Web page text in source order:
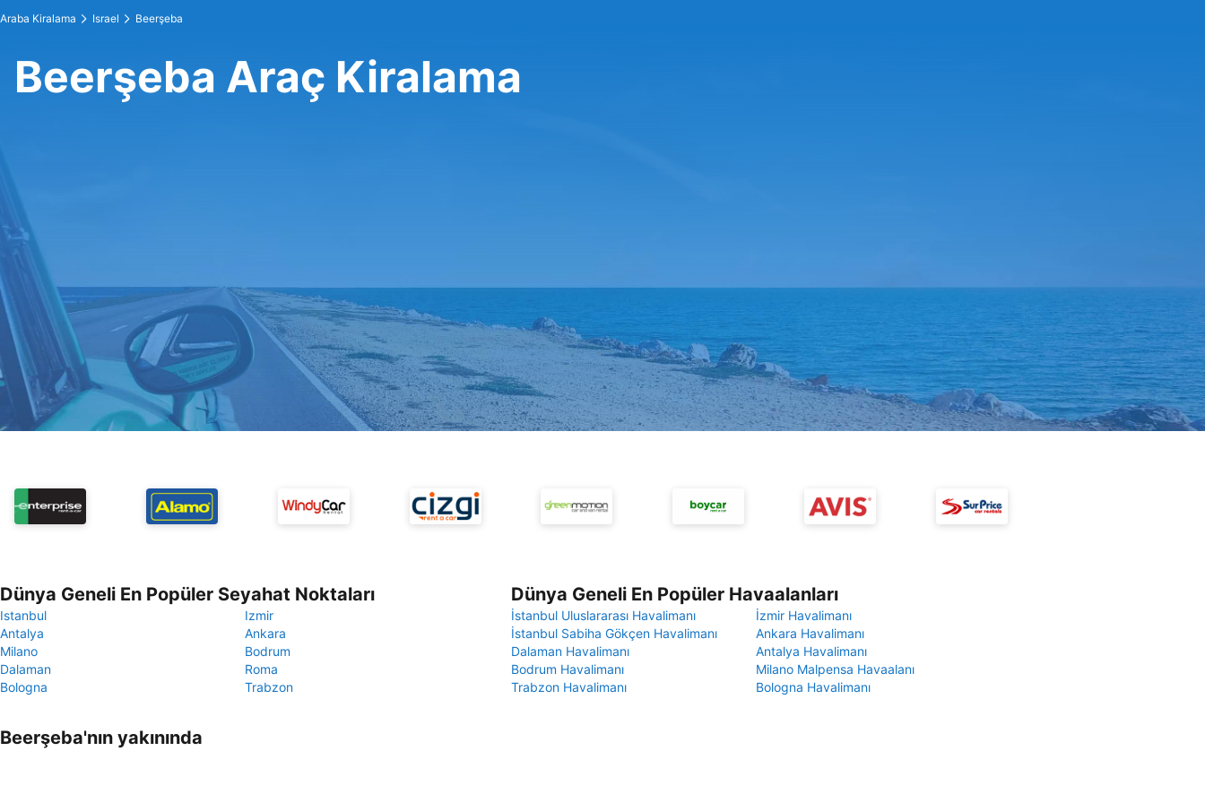
Araba Kiralama Israel Beerşeba
Beerşeba Araç Kiralama
Dünya Geneli En Popüler Seyahat Noktaları
Istanbul
Izmir
Antalya
Ankara
Milano
Bodrum
Dalaman
Roma
Bologna
Trabzon
Dünya Geneli En Popüler Havaalanları
İstanbul Uluslararası Havalimanı
İzmir Havalimanı
İstanbul Sabiha Gökçen Havalimanı
Ankara Havalimanı
Dalaman Havalimanı
Antalya Havalimanı
Bodrum Havalimanı
Milano Malpensa Havaalanı
Trabzon Havalimanı
Bologna Havalimanı
Beerşeba'nın yakınında